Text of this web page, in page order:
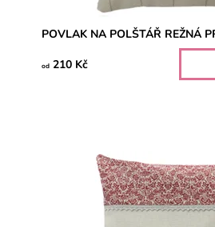
POVLAK NA POLŠTÁŘ REŽNÁ
od 210 Kč